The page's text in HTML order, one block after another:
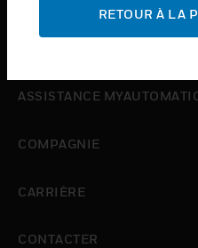
toggle view
toggle view
ASSISTANCE
COMPAGNIE
CARRIÈRE
CONTACTER
RETOUR À LA